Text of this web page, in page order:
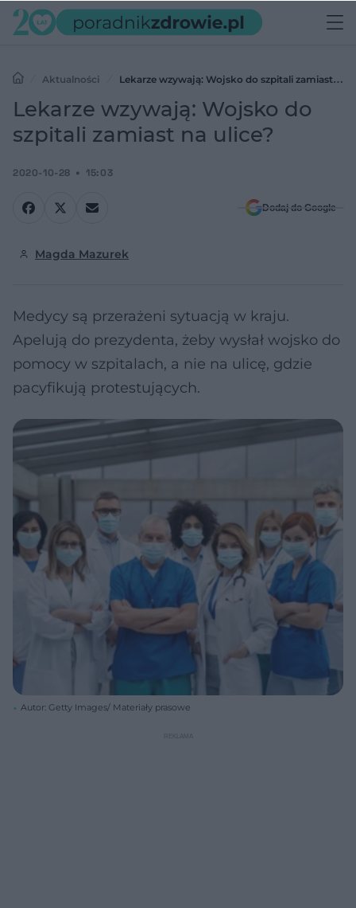
Aktualności
Lekarze wzywają: Wojsko do szpitali zamiast na
ulice?
Lekarze wzywają: Wojsko do
szpitali zamiast na ulice?
2020-10-28 15:03
Dodaj do Google
Magda Mazurek
Medycy są przerażeni sytuacją w kraju.
Apelują do prezydenta, żeby wysłał wojsko do
pomocy w szpitalach, a nie na ulicę, gdzie
pacyfikują protestujących.
Autor: Getty Images/ Materiały prasowe